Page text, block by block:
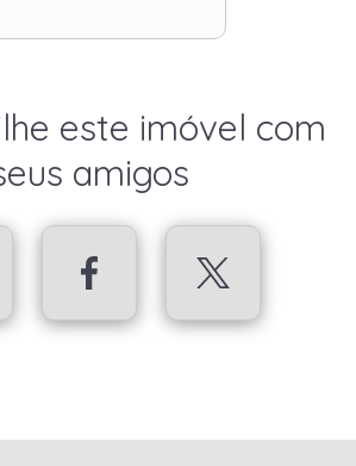
este imóvel com
amigos